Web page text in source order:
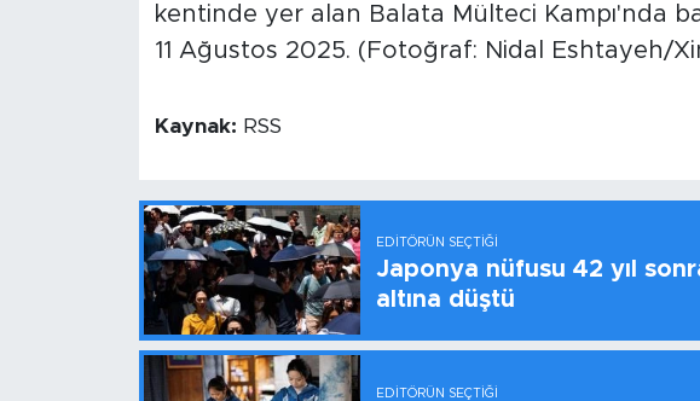
kentinde yer alan Balata Mülteci Kampı'nda
11 Ağustos 2025. (Fotoğraf: Nidal Eshtayeh/
Kaynak: RSS
EDITÖRÜN SEÇTIĞI
Japonya nüfusu 42 yıl
altına düştü
EDITÖRÜN SEÇTIĞI